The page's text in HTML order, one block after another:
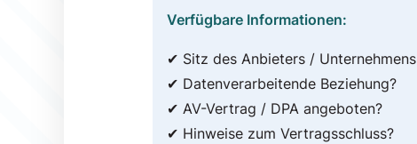
Verfügbare Informationen:
✔ Sitz des Anbieters / Unternehmens
✔ Datenverarbeitende Beziehung?
✔ AV-Vertrag / DPA angeboten?
✔ Hinweise zum Vertragsschluss?